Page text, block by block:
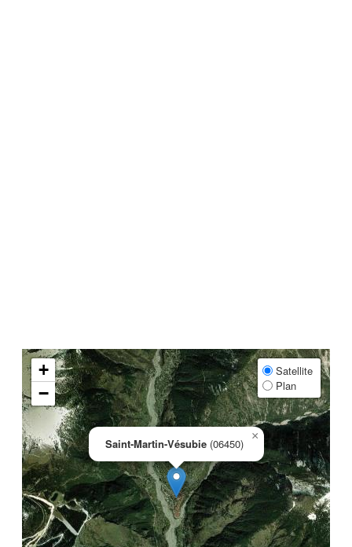
Saint-Martin-Vésubie (06450)
×
+
−
Satellite
Plan